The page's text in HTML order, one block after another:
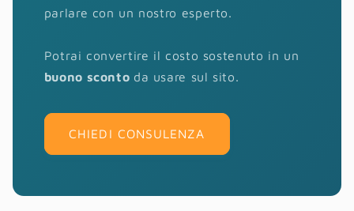
parlare con un nostro esperto.
Potrai convertire il costo sostenuto in un
buono sconto da usare sul sito.
CHIEDI CONSULENZA